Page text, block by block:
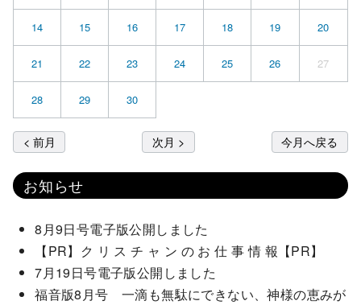
14 15 16 17 18 19 20
21 22 23 24 25 26 27
28 29 30
< 前月 次月 > 今月へ戻る
お知らせ
8月9日号電子版公開しました
【PR】ク リ ス チ ャ ン の お 仕 事 情 報【PR】
7月19日号電子版公開しました
福音版8月号 一滴も無駄にできない、神様の恵みが